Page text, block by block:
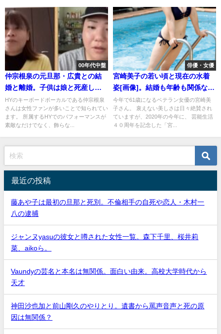
00年代中盤
仲宗根泉の元旦那・広貴との結
婚と離婚。子供は娘と死産した
息子の2人
HYのキーボードボーカルである仲宗根泉
さんは女性ファンが多いことで知られてい
ます。 所属するHYでのパフォーマンスが
素敵なだけでなく、飾らな...
俳優・女優
宮崎美子の若い頃と現在の水着
姿[画像]。結婚も年齢も関係ない
美しさ
今年で61歳になるベテラン女優の宮崎美
子さん。 衰えない美しさは日々絶賛され
ていますが、2020年の今年に、 芸能生活
４０周年を記念した「宮...
最近の投稿
藤あや子は最初の旦那と死別。不倫相手の自死や恋人・木村一
八の逮捕
ジャンヌyasuの彼女と噂された女性一覧。森下千里、桜井莉
菜、aikoら。
Vaundyの芸名と本名は無関係。面白い由来。高校大学時代から
天才
神田沙也加と前山剛久のやりとり。遺書から罵声音声と死の原
因は無関係？